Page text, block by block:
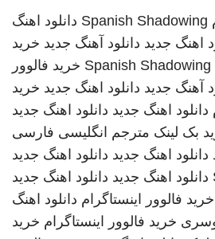
Spanish Shadowing دانلود اهنگ
اهنگ جدید دانلود آهنگ جدید خرید
Spanish Shadowing خرید فالوور
آهنگ جدید دانلود اهنگ جدید خرید
دانلود اهنگ جدید دانلود اهنگ جدید
بک لینک مترجم انگلیسی فارسی
دانلود اهنگ جدید دانلود اهنگ جدید
دانلود اهنگ جدید دانلود اهنگ جدید
خرید فالوور اینستاگرام دانلود اهنگ
خرید فالوور اینستاگرام خرید